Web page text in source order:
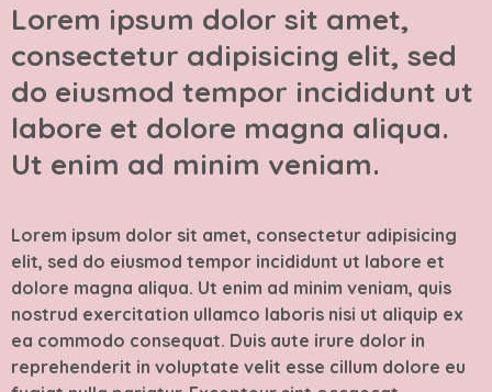
Lorem ipsum dolor sit amet,
consectetur adipisicing elit, sed
do eiusmod tempor incididunt ut
labore et dolore magna aliqua.
Ut enim ad minim veniam.
Lorem ipsum dolor sit amet, consectetur adipisicing
elit, sed do eiusmod tempor incididunt ut labore et
dolore magna aliqua. Ut enim ad minim veniam, quis
nostrud exercitation ullamco laboris nisi ut aliquip ex
ea commodo consequat. Duis aute irure dolor in
reprehenderit in voluptate velit esse cillum dolore eu